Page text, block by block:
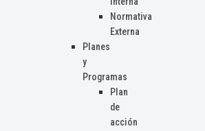
Normativa
Externa
Planes
y
Programas
Plan
de
acción